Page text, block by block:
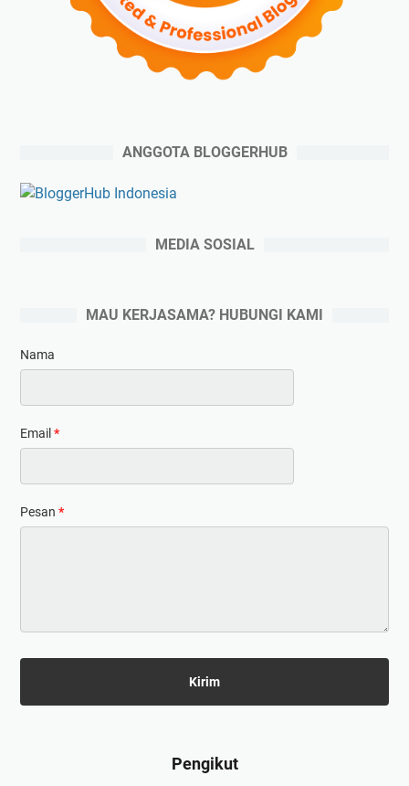
ANGGOTA BLOGGERHUB
MEDIA SOSIAL
MAU KERJASAMA? HUBUNGI KAMI
Nama
Email*
Pesan *
Pengikut